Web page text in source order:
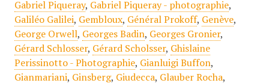
Gabriel Piqueray, Gabriel Piqueray - photographie,
Galiléo Galilei, Gembloux, Général Prokoff, Genève,
George Orwell, Georges Badin, Georges Gronier,
Gérard Schlosser, Gérard Scholsser, Ghislaine
Perissinotto - Photographie, Gianluigi Buffon,
Gianmariani, Ginsberg, Giudecca, Glauber Rocha,